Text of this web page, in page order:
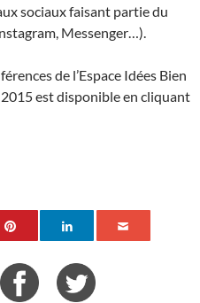
sociaux faisant partie du
Messenger…).
de l’Espace Idées Bien
2015 est disponible en cliquant